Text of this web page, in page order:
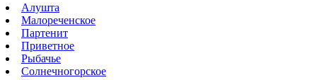
Алушта
Малореченское
Партенит
Приветное
Рыбачье
Солнечногорское